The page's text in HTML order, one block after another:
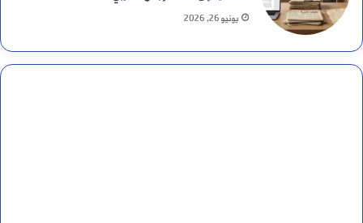
يونيو 26, 2026